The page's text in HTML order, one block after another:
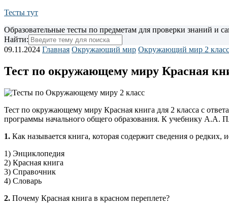
Тесты тут
Образовательные тесты по предметам для проверки знаний и
Найти:
09.11.2024 Главная Окружающий мир Окружающий мир 2 класс
Тест по окружающему миру Красная
Тест по окружающему миру Красная книга для 2 класса с
программы начального общего образования. К учебнику
1. Как называется книга, которая содержит сведения о
1) Энциклопедия
2) Красная книга
3) Справочник
4) Словарь
2. Почему Красная книга в красном переплете?